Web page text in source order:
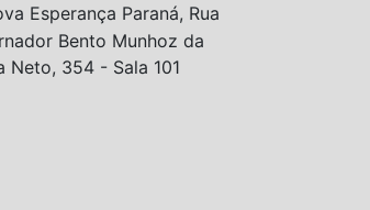
Esperança Paraná, Rua
Bento Munhoz da
Neto, 354 - Sala 101